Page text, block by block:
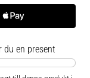
du en present